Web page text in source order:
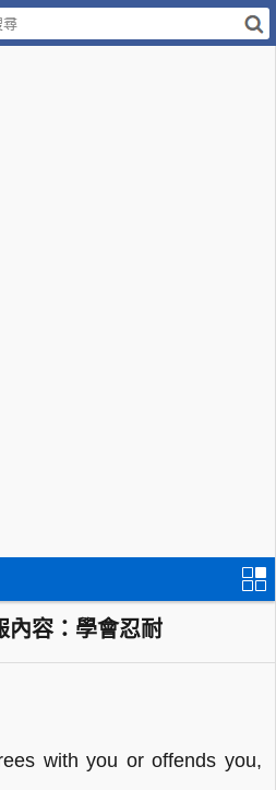
內容：學會忍耐
with you or offends you,